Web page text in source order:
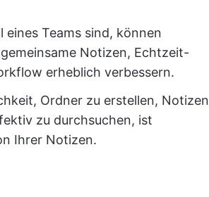
eines Teams sind, können
Notizen, Echtzeit-
erheblich verbessern.
Ordner zu erstellen, Notizen
zu durchsuchen, ist
Ihrer Notizen.